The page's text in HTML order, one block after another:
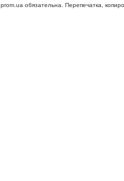
обязательна. Перепечатка,